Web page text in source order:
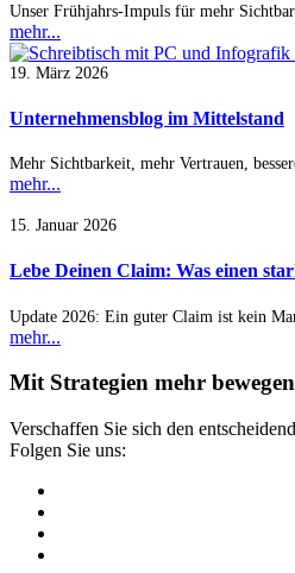
Unser Frühjahrs-Impuls für mehr
mehr...
19. März 2026
Unternehmensblog im Mittelstand
Mehr Sichtbarkeit, mehr Vertrauen,
mehr...
15. Januar 2026
Lebe Deinen Claim: Was einen
Update 2026: Ein guter Claim ist kein
mehr...
Mit Strategien mehr bewegen
Verschaffen Sie sich den
Folgen Sie uns: